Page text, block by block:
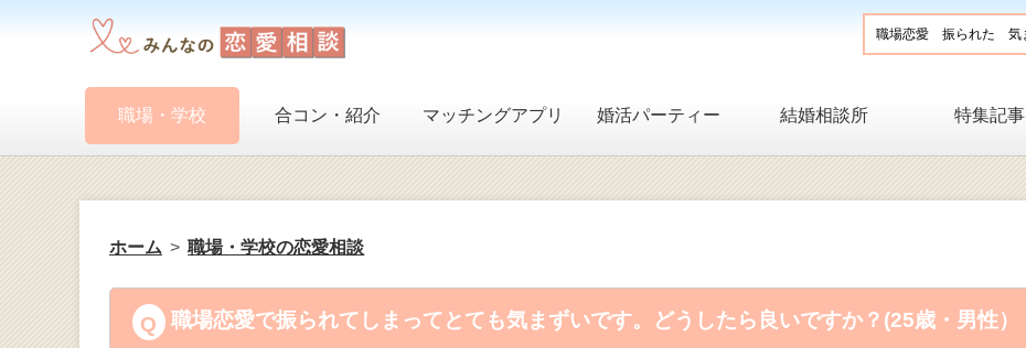
職場・学校 合コン・紹介 マッチングアプリ 婚活パーティー 結婚相談所 特集記事
ホーム 職場・学校の恋愛相談
職場恋愛で振られてしまってとても気まずいです。どうしたら良いですか？(25歳・男性）